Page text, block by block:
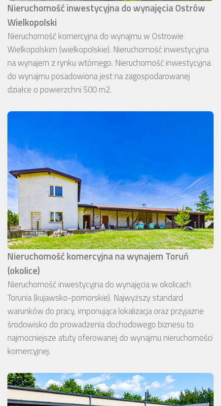
Nieruchomość inwestycyjna do wynajęcia Ostrów
Wielkopolski
Nieruchomość komercyjna do wynajmu w Ostrowie
Wielkopolskim (wielkopolskie). Nieruchomość inwestycyjna
na wynajem z rynku wtórnego. Nieruchomość inwestycyjna
do wynajmu posadowiona jest na zagospodarowanej
działce o powierzchni 500 m2.
Nieruchomość komercyjna na wynajem Toruń
(okolice)
Nieruchomość inwestycyjna do wynajęcia w okolicach
Torunia (kujawsko-pomorskie). Najwyższy standard
warunków do pracy, imponująca lokalizacja oraz przyjazne
środowisko do prowadzenia dochodowego biznesu to
najmocniejsze atuty oferowanej do wynajmu nieruchomości
komercyjnej.